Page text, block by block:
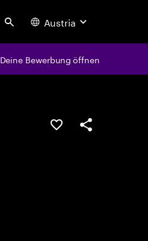
Search Austria
Deine Bewerbung öffnen
JOB SPEICHERN
Teilen